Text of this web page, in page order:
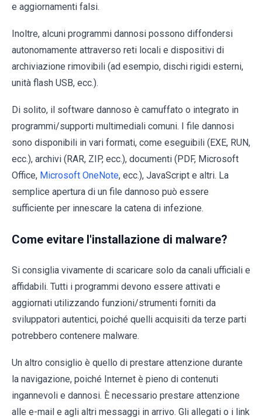
e aggiornamenti falsi.
Inoltre, alcuni programmi dannosi possono diffondersi
autonomamente attraverso reti locali e dispositivi di
archiviazione rimovibili (ad esempio, dischi rigidi esterni,
unità flash USB, ecc.).
Di solito, il software dannoso è camuffato o integrato in
programmi/supporti multimediali comuni. I file dannosi
sono disponibili in vari formati, come eseguibili (EXE, RUN,
ecc.), archivi (RAR, ZIP, ecc.), documenti (PDF, Microsoft
Office, Microsoft OneNote, ecc.), JavaScript e altri. La
semplice apertura di un file dannoso può essere
sufficiente per innescare la catena di infezione.
Come evitare l'installazione di malware?
Si consiglia vivamente di scaricare solo da canali ufficiali e
affidabili. Tutti i programmi devono essere attivati e
aggiornati utilizzando funzioni/strumenti forniti da
sviluppatori autentici, poiché quelli acquisiti da terze parti
potrebbero contenere malware.
Un altro consiglio è quello di prestare attenzione durante
la navigazione, poiché Internet è pieno di contenuti
ingannevoli e dannosi. È necessario prestare attenzione
alle e-mail e agli altri messaggi in arrivo. Gli allegati o i link